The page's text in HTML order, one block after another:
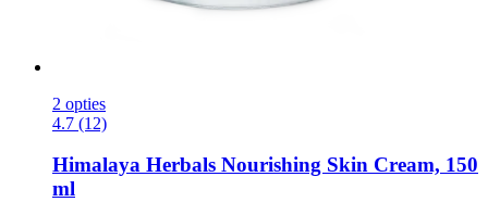
2 opties
4.7 (12)
Himalaya Herbals Nourishing Skin Cream, 150
ml